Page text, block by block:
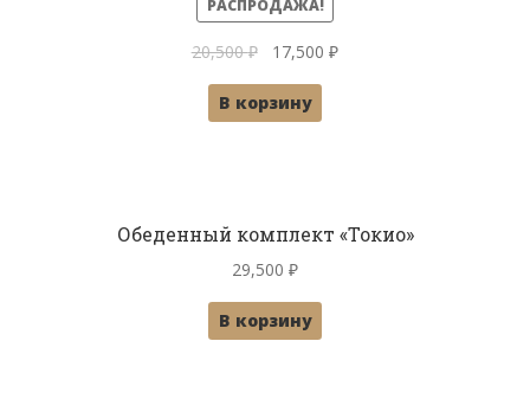
РАСПРОДАЖА!
20,500₽
Первоначальная
составляла
17,500₽Текущая
В корзину
Обеденный комплект «Токио»
29,500 ₽
В корзину